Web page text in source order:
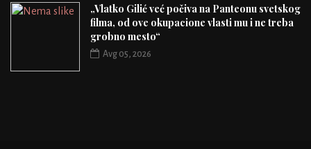
„Vlatko Gilić već počiva na Panteonu svetskog
filma, od ove okupacione vlasti mu i ne treba
grobno mesto“
Avg 05, 2026